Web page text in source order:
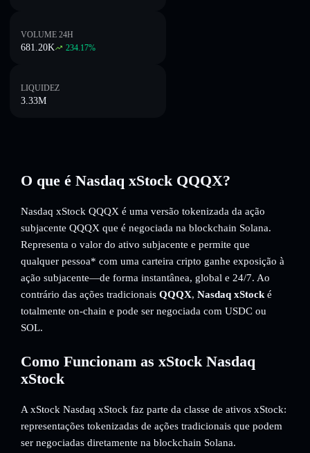
VOLUME 24H
681.20K 234.17%
LIQUIDEZ
3.33M
O que é Nasdaq xStock QQQX?
Nasdaq xStock QQQX é uma versão tokenizada da ação
subjacente QQQX que é negociada na blockchain Solana.
Representa o valor do ativo subjacente e permite que
qualquer pessoa* com uma carteira cripto ganhe exposição à
ação subjacente—de forma instantânea, global e 24/7. Ao
contrário das ações tradicionais QQQX, Nasdaq xStock é
totalmente on-chain e pode ser negociada com USDC ou
SOL.
Como Funcionam as xStock Nasdaq
xStock
A xStock Nasdaq xStock faz parte da classe de ativos xStock:
representações tokenizadas de ações tradicionais que podem
ser negociadas diretamente na blockchain Solana.